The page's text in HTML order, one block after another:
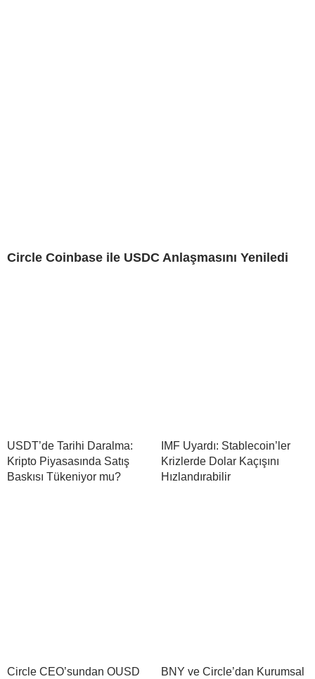
Circle Coinbase ile USDC Anlaşmasını Yeniledi
USDT’de Tarihi Daralma:
Kripto Piyasasında Satış
Baskısı Tükeniyor mu?
IMF Uyardı: Stablecoin’ler
Krizlerde Dolar Kaçışını
Hızlandırabilir
Circle CEO’sundan OUSD
BNY ve Circle’dan Kurumsal